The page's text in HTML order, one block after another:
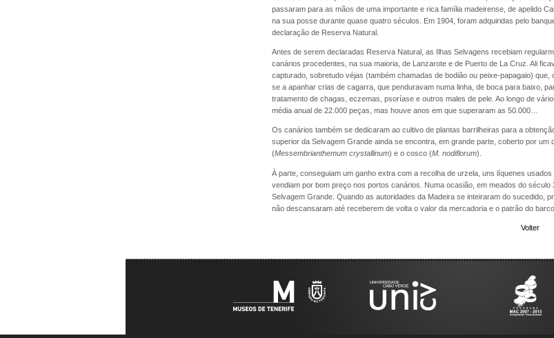
passaram para as mãos de uma importante e rica família madeirense, de apelido
na sua posse durante quase quatro séculos. Em 1904, foram adquiridas pelo
declaração de Reserva Natural.
Antes de serem declaradas Reserva Natural, as Ilhas Selvagens recebiam
canários procedentes, na sua maioria, de Lanzarote e de Puerto de La Cruz. Ali
capturado, sobretudo véjas (também chamadas de bodião ou peixe-papagaio)
se a apanhar crias de cagarra, que penduravam numa linha, de boca para baixo,
tratamento de chagas, eczemas, psoríase e outros males de pele. Ao longo de
média anual de 22.000 peças, mas houve anos em que superaram as 50.000…
Os canários também se dedicaram ao cultivo de plantas barrilheiras para a
superior da Selvagem Grande ainda se encontra, em grande parte, coberto por
(Messembrianthemum crystallinum) e o cosco (M. nodiflorum).
À parte, conseguiam um ganho extra com a recolha de urzela, uns líquenes
vendiam por bom preço nos portos canários. Numa ocasião, em meados do
Selvagem Grande. Quando as autoridades da Madeira se inteiraram do sucedido,
não descansaram até receberem de volta o valor da mercadoria e o patrão do
Volter